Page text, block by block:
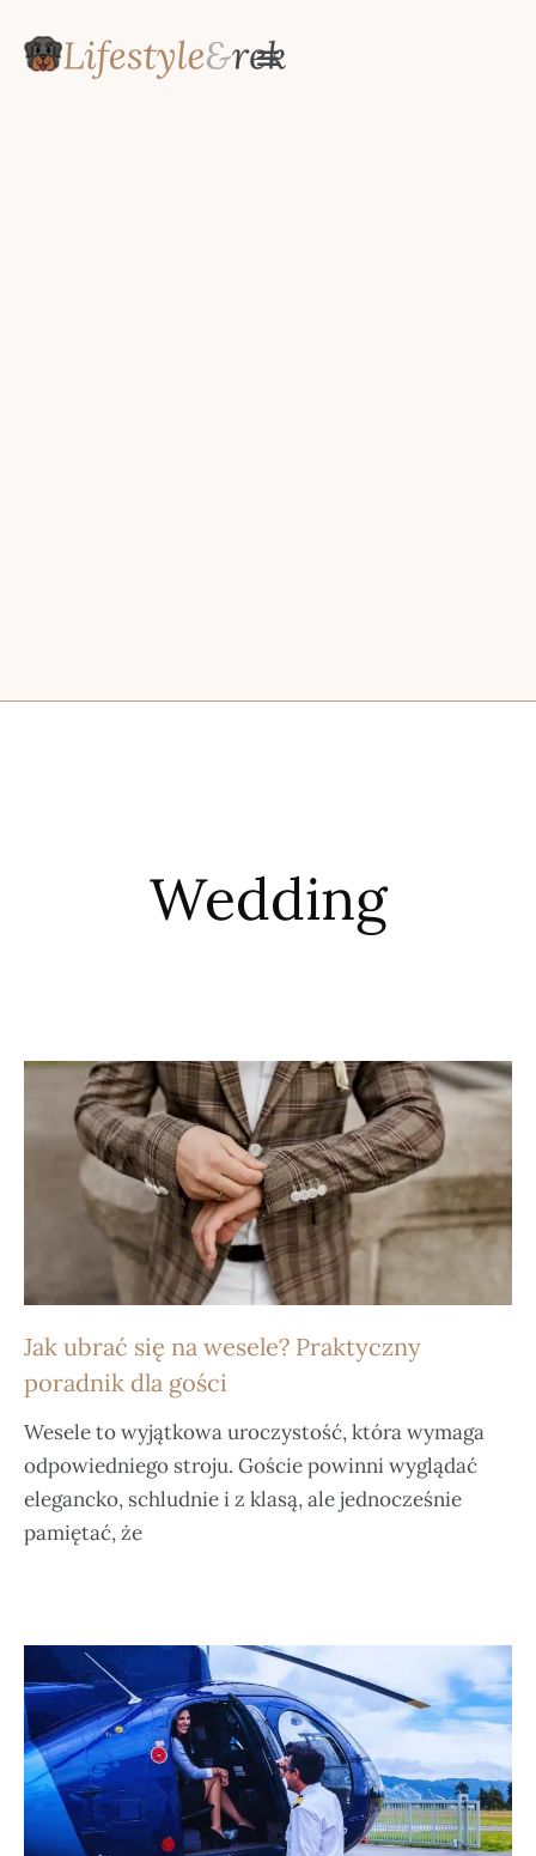
Wedding
Jak ubrać się na wesele? Praktyczny
poradnik dla gości
Wesele to wyjątkowa uroczystość, która wymaga
odpowiedniego stroju. Goście powinni wyglądać
elegancko, schludnie i z klasą, ale jednocześnie
pamiętać, że